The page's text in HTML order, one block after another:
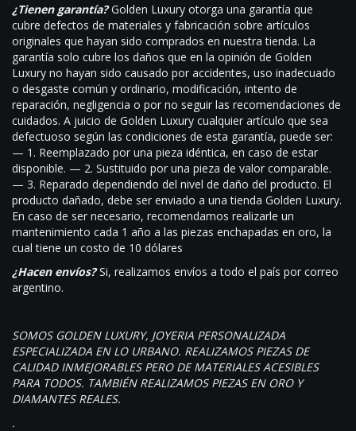
¿Tienen garantía? Golden Luxury otorga una garantía que
cubre defectos de materiales y fabricación sobre artículos
originales que hayan sido comprados en nuestra tienda. La
garantía solo cubre los daños que en la opinión de Golden
Luxury no hayan sido causado por accidentes, uso inadecuado
o desgaste común y ordinario, modificación, intento de
reparación, negligencia o por no seguir las recomendaciones de
cuidados. A juicio de Golden Luxury cualquier artículo que sea
defectuoso según las condiciones de esta garantía, puede ser:
— 1. Reemplazado por una pieza idéntica, en caso de estar
disponible. — 2. Sustituido por una pieza de valor comparable.
— 3. Reparado dependiendo del nivel de daño del producto. El
producto dañado, debe ser enviado a una tienda Golden Luxury.
En caso de ser necesario, recomendamos realizarle un
mantenimiento cada 1 año a las piezas enchapadas en oro, la
cual tiene un costo de 10 dólares
¿Hacen envíos? Si, realizamos envíos a todo el país por correo
argentino.
SOMOS GOLDEN LUXURY, JOYERIA PERSONALIZADA
ESPECIALIZADA EN LO URBANO. REALIZAMOS PIEZAS DE
CALIDAD INMEJORABLES PERO DE MATERIALES ACESIBLES
PARA TODOS. TAMBIÉN REALIZAMOS PIEZAS EN ORO Y
DIAMANTES REALES.
.